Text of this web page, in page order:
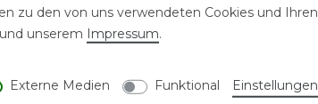
zu den von uns verwendeten Cookies und Ihren
und unserem Impressum.
Externe Medien Funktional Einstellungen